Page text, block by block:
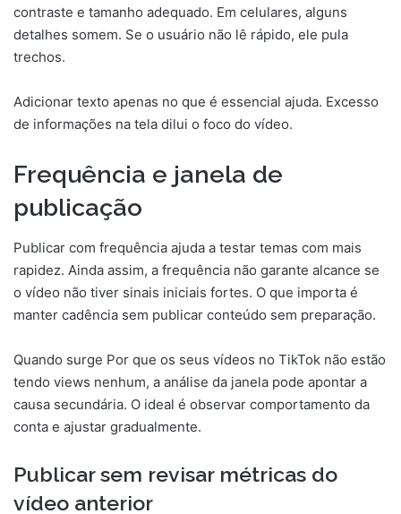
contraste e tamanho adequado. Em celulares, alguns
detalhes somem. Se o usuário não lê rápido, ele pula
trechos.
Adicionar texto apenas no que é essencial ajuda. Excesso
de informações na tela dilui o foco do vídeo.
Frequência e janela de
publicação
Publicar com frequência ajuda a testar temas com mais
rapidez. Ainda assim, a frequência não garante alcance se
o vídeo não tiver sinais iniciais fortes. O que importa é
manter cadência sem publicar conteúdo sem preparação.
Quando surge Por que os seus vídeos no TikTok não estão
tendo views nenhum, a análise da janela pode apontar a
causa secundária. O ideal é observar comportamento da
conta e ajustar gradualmente.
Publicar sem revisar métricas do
vídeo anterior